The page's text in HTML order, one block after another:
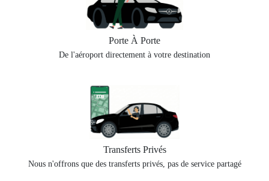
Porte À Porte
De l'aéroport directement à votre destination
Transferts Privés
Nous n'offrons que des transferts privés, pas de service partagé